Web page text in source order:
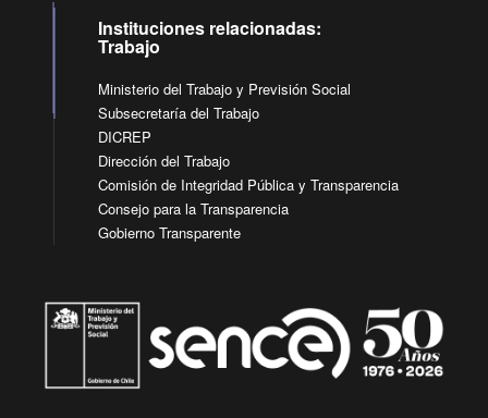
Instituciones relacionadas:
Trabajo
Ministerio del Trabajo y Previsión Social
Subsecretaría del Trabajo
DICREP
Dirección del Trabajo
Comisión de Integridad Pública y Transparencia
Consejo para la Transparencia
Gobierno Transparente